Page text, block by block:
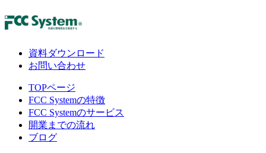
資料ダウンロード
お問い合わせ
TOPページ
FCC Systemの特徴
FCC Systemのサービス
開業までの流れ
ブログ